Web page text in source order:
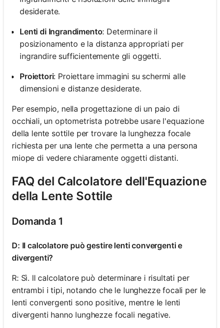
desiderate.
Lenti di Ingrandimento: Determinare il
posizionamento e la distanza appropriati per
ingrandire sufficientemente gli oggetti.
Proiettori: Proiettare immagini su schermi alle
dimensioni e distanze desiderate.
Per esempio, nella progettazione di un paio di
occhiali, un optometrista potrebbe usare l'equazione
della lente sottile per trovare la lunghezza focale
richiesta per una lente che permetta a una persona
miope di vedere chiaramente oggetti distanti.
FAQ del Calcolatore dell'Equazione
della Lente Sottile
Domanda 1
D: Il calcolatore può gestire lenti convergenti e
divergenti?
R: Sì. Il calcolatore può determinare i risultati per
entrambi i tipi, notando che le lunghezze focali per le
lenti convergenti sono positive, mentre le lenti
divergenti hanno lunghezze focali negative.